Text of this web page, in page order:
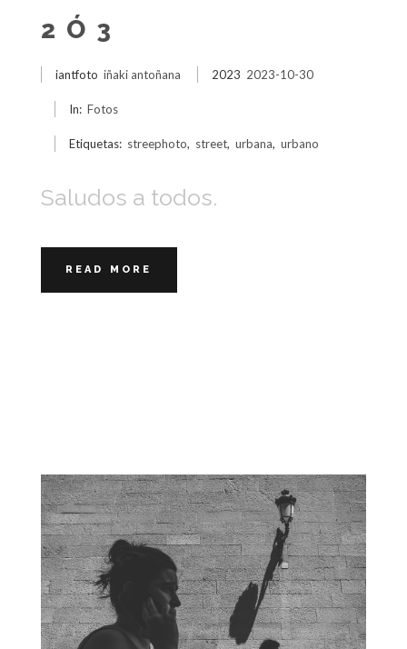
2 Ó 3
iantfoto iñaki antoñana 2023 2023-10-30
In: Fotos
Etiquetas: streephoto, street, urbana, urbano
Saludos a todos.
READ MORE